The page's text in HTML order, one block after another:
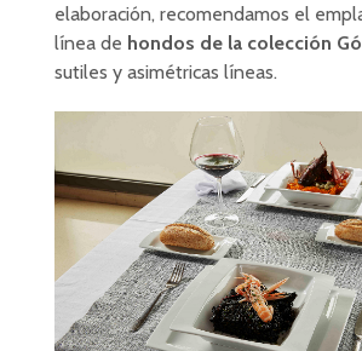
elaboración, recomendamos el
línea de hondos de la colección
sutiles y asimétricas líneas.